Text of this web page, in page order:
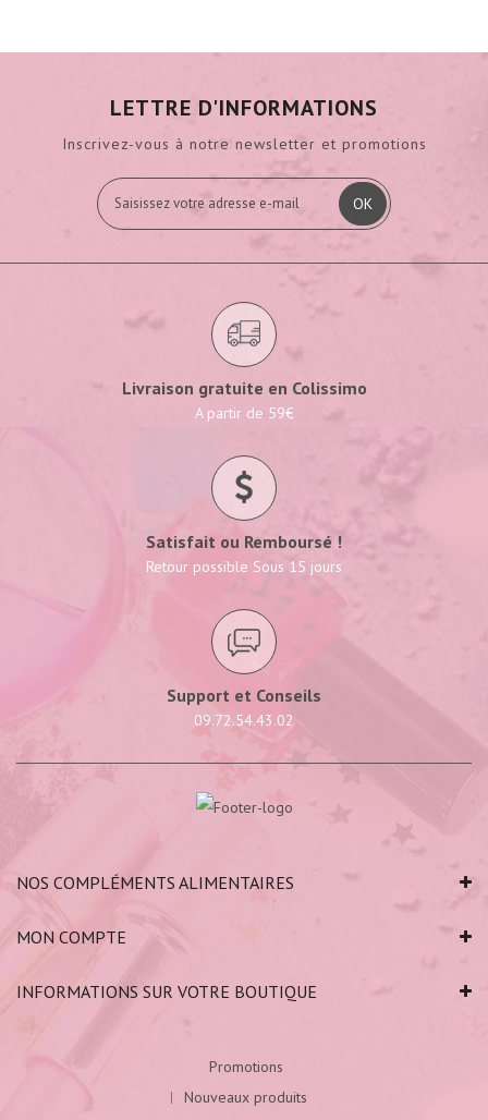
LETTRE D'INFORMATIONS
Inscrivez-vous à notre newsletter et promotions
OK
Livraison gratuite en Colissimo
A partir de 59€
Satisfait ou Remboursé !
Retour possible Sous 15 jours
Support et Conseils
09.72.54.43.02
NOS COMPLÉMENTS ALIMENTAIRES
MON COMPTE
INFORMATIONS SUR VOTRE BOUTIQUE
Promotions
Nouveaux produits